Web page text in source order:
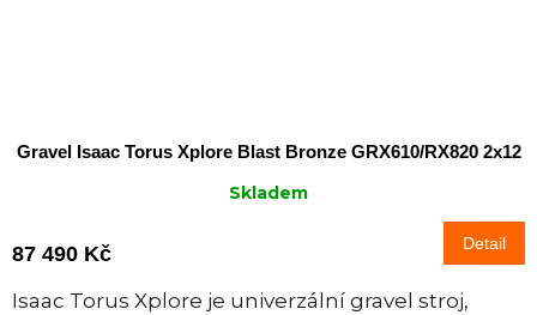
Gravel Isaac Torus Xplore Blast Bronze GRX610/RX820 2x12
Skladem
87 490 Kč Detail
Isaac Torus Xplore je univerzální gravel stroj,